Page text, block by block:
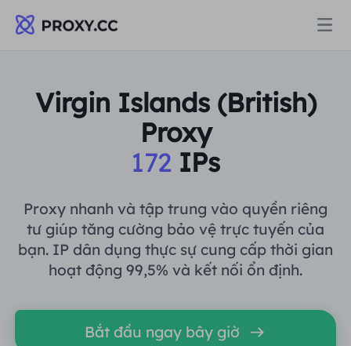
Proxy
Ủy quyền cư trú
Proxy dân cư tĩnh
Proxy cư trú không giới hạn
Ủy nhiệm trung tâm dữ liệu tĩnh
Ủy quyền cư trú $0.8/GB
Proxy dân cư tĩnh /IP/Ngày
Proxy cư trú không giới hạn$69.62
Data for AI
Giải pháp
THEO TRƯỜNG HỢP SỬ DỤNG
Tài nguyên
Virgin Islands (British)
Proxy
172 IPs
Proxy nhanh và tập trung vào quyền riêng
tư giúp tăng cường bảo vệ trực tuyến của
bạn. IP dân dụng thực sự cung cấp thời gian
hoạt động 99,5% và kết nối ổn định.
Bắt đầu ngay bây giờ